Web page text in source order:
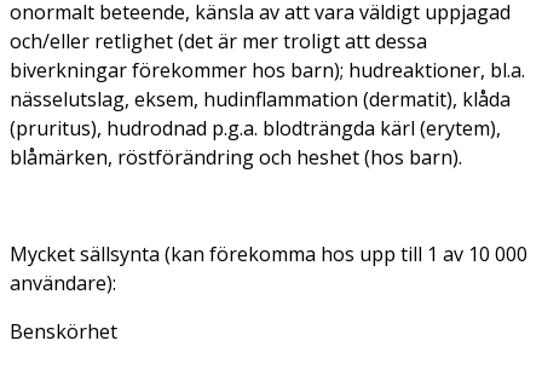
onormalt beteende, känsla av att vara väldigt uppjagad
och/eller retlighet (det är mer troligt att dessa
biverkningar förekommer hos barn); hudreaktioner, bl.a.
nässelutslag, eksem, hudinflammation (dermatit), klåda
(pruritus), hudrodnad p.g.a. blodträngda kärl (erytem),
blåmärken, röstförändring och heshet (hos barn).
Mycket sällsynta (kan förekomma hos upp till 1 av 10 000
användare):
Benskörhet